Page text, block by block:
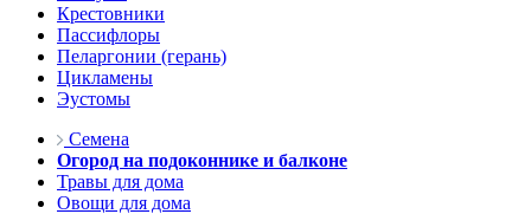
Крестовники
Пассифлоры
Пеларгонии (герань)
Цикламены
Эустомы
Семена
Огород на подоконнике и балконе
Травы для дома
Овощи для дома